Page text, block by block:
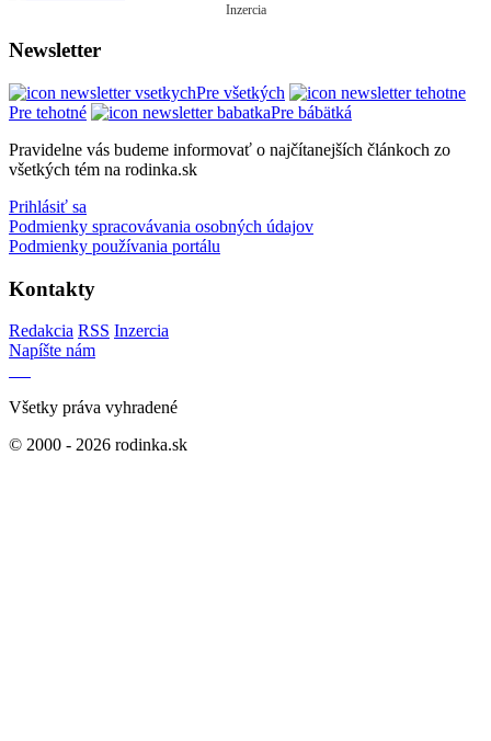
Inzercia
Newsletter
Pre všetkých
Pre tehotné
Pre bábätká
Pravidelne vás budeme informovať o najčítanejších článkoch zo
všetkých tém na rodinka.sk
Prihlásiť sa
Podmienky spracovávania osobných údajov
Podmienky používania portálu
Kontakty
Redakcia RSS Inzercia
Napíšte nám
Všetky práva vyhradené
© 2000 - 2026 rodinka.sk